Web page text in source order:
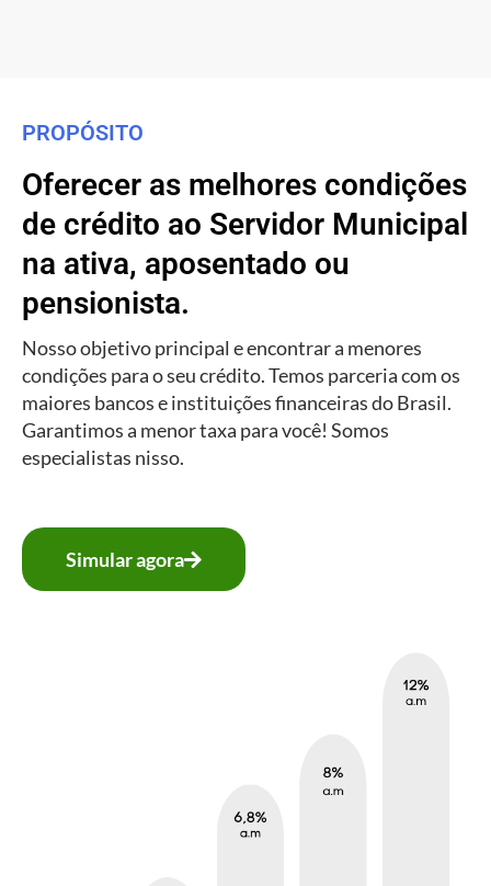
PROPÓSITO
Oferecer as melhores condições
de crédito ao Servidor Municipal
na ativa, aposentado ou
pensionista.
Nosso objetivo principal e encontrar a menores
condições para o seu crédito. Temos parceria com os
maiores bancos e instituições financeiras do Brasil.
Garantimos a menor taxa para você! Somos
especialistas nisso.
Simular agora